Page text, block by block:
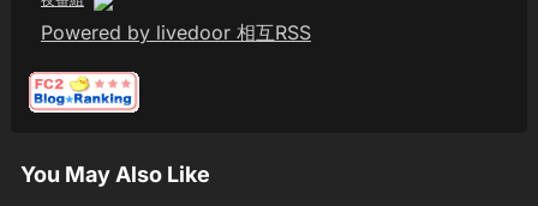
Powered by livedoor 相互RSS
You May Also Like